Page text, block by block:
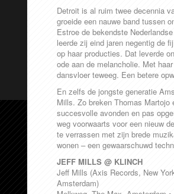
Detroit is al ruim twee decennia
groeide een nauwe band tussen
Estroe de bekendste
leerde zij eind jaren negentig de
op haar producties. Dat leverde
ode aan de melancholie. Met
dansvloer teweeg. Een betere
En zelfs de jongste generatie
Mills. Zo breken Thomas
succesvolle avonden en pas
weg voorwaarts voor een nieuw
te verrassen met zijn brede
wonen – een gewaarschuwd
JEFF MILLS @ KLINCH
Jeff Mills (Axis Records, New
Amsterdam)